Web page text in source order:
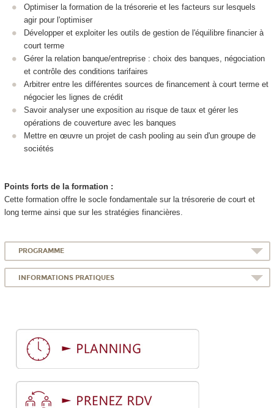
Optimiser la formation de la trésorerie et les facteurs sur lesquels
agir pour l'optimiser
Développer et exploiter les outils de gestion de l'équilibre financier à
court terme
Gérer la relation banque/entreprise : choix des banques, négociation
et contrôle des conditions tarifaires
Arbitrer entre les différentes sources de financement à court terme et
négocier les lignes de crédit
Savoir analyser une exposition au risque de taux et gérer les
opérations de couverture avec les banques
Mettre en œuvre un projet de cash pooling au sein d'un groupe de
sociétés
Points forts de la formation :
Cette formation offre le socle fondamentale sur la trésorerie de court et
long terme ainsi que sur les stratégies financières.
PROGRAMME
INFORMATIONS PRATIQUES